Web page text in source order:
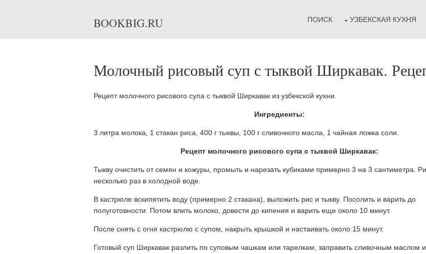
BOOKBIG.RU ПОИСК УЗБЕКСКАЯ КУХНЯ
Молочный рисовый суп с тыквой Ширкавак.
Рецепт молочного рисового супа с тыквой Ширкавак из узбекской кухни.
Ингредиенты:
3 литра молока, 1 стакан риса, 400 г тыквы, 100 г сливочного масла, 1 чайная ложка соли.
Рецепт молочного рисового супа с тыквой Ширкавак:
Тыкву очистить от семян и кожуры, промыть и нарезать кубиками примерно 3 на 3 сантиметра.
несколько раз в холодной воде.
В кастрюле вскипятить воду (примерно 2 стакана), выложить рис и тыкву. Посолить и варить до
полуготовности. Потом влить молоко, довести до кипения и варить еще около 10 минут.
После снять с огня кастрюлю с супом, накрыть крышкой и настаивать около 15 минут.
Готовый суп Ширкавак разлить по суповым чашкам или тарелкам, заправить сливочным маслом